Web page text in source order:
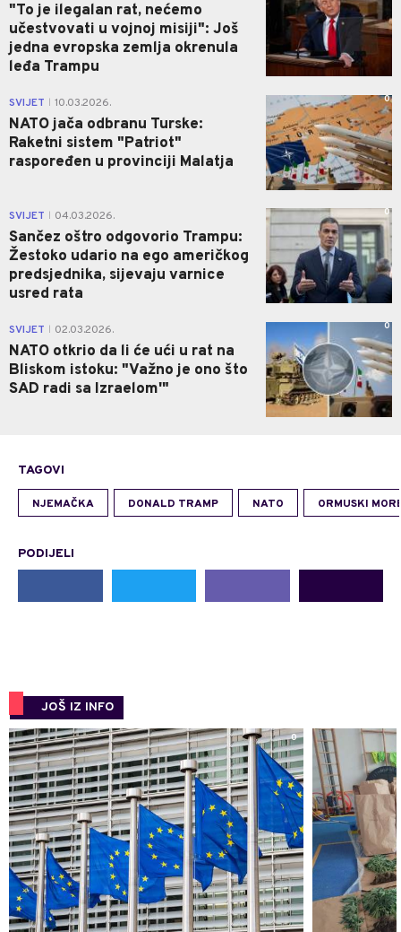
"To je ilegalan rat, nećemo
učestvovati u vojnoj misiji": Još
jedna evropska zemlja okrenula
leđa Trampu
SVIJET 10.03.2026.
NATO jača odbranu Turske:
Raketni sistem "Patriot"
raspoređen u provinciji Malatja
0
SVIJET 04.03.2026.
Sančez oštro odgovorio Trampu:
Žestoko udario na ego američkog
predsjednika, sijevaju varnice
usred rata
0
SVIJET 02.03.2026.
NATO otkrio da li će ući u rat na
Bliskom istoku: "Važno je ono što
SAD radi sa Izraelom'"
0
TAGOVI
NJEMAČKA DONALD TRAMP NATO ORMUSKI
PODIJELI
JOŠ IZ INFO
0